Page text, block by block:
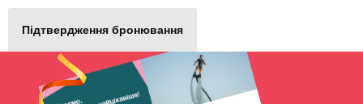
Підтвердження бронювання